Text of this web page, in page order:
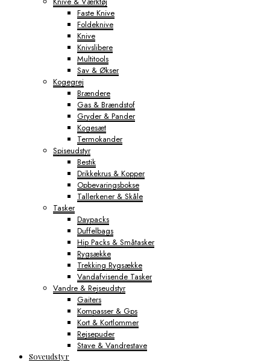
Faste Knive
Foldeknive
Knive
Knivslibere
Multitools
Sav & Økser
Kogegrej
Brændere
Gas & Brændstof
Gryder & Pander
Kogesæt
Termokander
Spiseudstyr
Bestik
Drikkekrus & Kopper
Opbevaringsbokse
Tallerkener & Skåle
Tasker
Daypacks
Duffelbags
Hip Packs & Småtasker
Rygsække
Trekking Rygsække
Vandafvisende Tasker
Vandre & Rejseudstyr
Gaiters
Kompasser & Gps
Kort & Kortlommer
Rejsepuder
Stave & Vandrestave
Soveudstyr